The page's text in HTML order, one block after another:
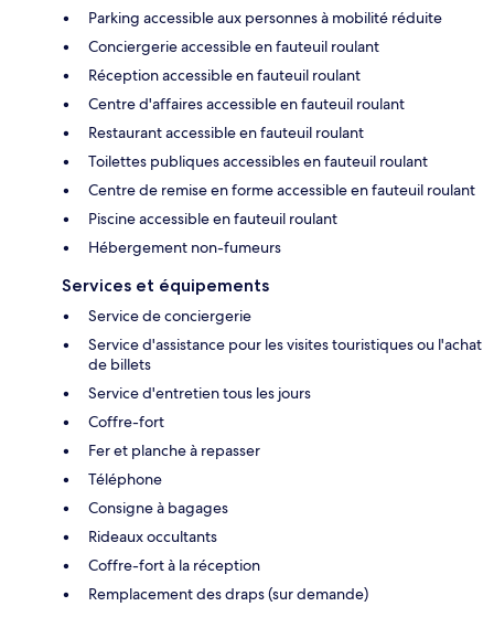
Parking accessible aux personnes à mobilité réduite
Conciergerie accessible en fauteuil roulant
Réception accessible en fauteuil roulant
Centre d'affaires accessible en fauteuil roulant
Restaurant accessible en fauteuil roulant
Toilettes publiques accessibles en fauteuil roulant
Centre de remise en forme accessible en fauteuil roulant
Piscine accessible en fauteuil roulant
Hébergement non-fumeurs
Services et équipements
Service de conciergerie
Service d'assistance pour les visites touristiques ou l'achat
de billets
Service d'entretien tous les jours
Coffre-fort
Fer et planche à repasser
Téléphone
Consigne à bagages
Rideaux occultants
Coffre-fort à la réception
Remplacement des draps (sur demande)